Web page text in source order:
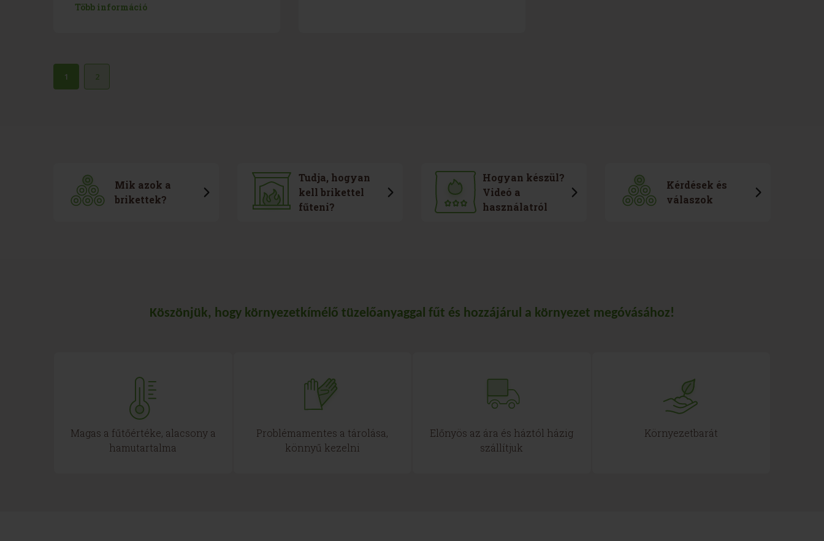
Több információ
1 2
Mik azok a
brikettek?
Tudja, hogyan
kell brikettel
fűteni?
Hogyan készül?
Videó a
használatról
Kérdések és
válaszok
Köszönjük, hogy környezetkímélő tüzelőanyaggal fűt és hozzájárul a környezet megóvásához!
Magas a fűtőértéke, alacsony a
hamutartalma
Problémamentes a tárolása,
könnyű kezelni
Előnyös az ára és háztól házig
szállítjuk
Környezetbarát